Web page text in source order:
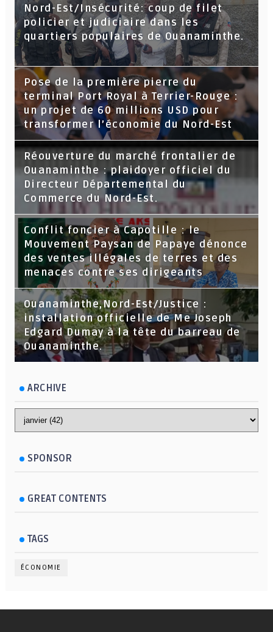
Nord-Est/Insécurité: coup de filet
policier et judiciaire dans les
quartiers populaires de Ouanaminthe.
Pose de la première pierre du
terminal Port Royal à Terrier-Rouge :
un projet de 60 millions USD pour
transformer l’économie du Nord-Est
Réouverture du marché frontalier de
Ouanaminthe : plaidoyer officiel du
Directeur Départemental du
Commerce du Nord-Est.
Conflit foncier à Capotille : le
Mouvement Paysan de Papaye dénonce
des ventes illégales de terres et des
menaces contre ses dirigeants
Ouanaminthe,Nord-Est/Justice :
installation officielle de Me Joseph
Edgard Dumay à la tête du barreau de
Ouanaminthe.
ARCHIVE
SPONSOR
GREAT CONTENTS
TAGS
ÉCONOMIE